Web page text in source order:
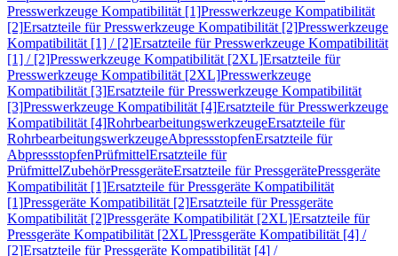
Presswerkzeuge Kompatibilität [1]Presswerkzeuge Kompatibilität
[2]Ersatzteile für Presswerkzeuge Kompatibilität [2]Presswerkzeuge
Kompatibilität [1] / [2]Ersatzteile für Presswerkzeuge Kompatibilität
[1] / [2]Presswerkzeuge Kompatibilität [2XL]Ersatzteile für
Presswerkzeuge Kompatibilität [2XL]Presswerkzeuge
Kompatibilität [3]Ersatzteile für Presswerkzeuge Kompatibilität
[3]Presswerkzeuge Kompatibilität [4]Ersatzteile für Presswerkzeuge
Kompatibilität [4]RohrbearbeitungswerkzeugeErsatzteile für
RohrbearbeitungswerkzeugeAbpressstopfenErsatzteile für
AbpressstopfenPrüfmittelErsatzteile für
PrüfmittelZubehörPressgeräteErsatzteile für PressgerätePressgeräte
Kompatibilität [1]Ersatzteile für Pressgeräte Kompatibilität
[1]Pressgeräte Kompatibilität [2]Ersatzteile für Pressgeräte
Kompatibilität [2]Pressgeräte Kompatibilität [2XL]Ersatzteile für
Pressgeräte Kompatibilität [2XL]Pressgeräte Kompatibilität [4] /
[2]Ersatzteile für Pressgeräte Kompatibilität [4] /